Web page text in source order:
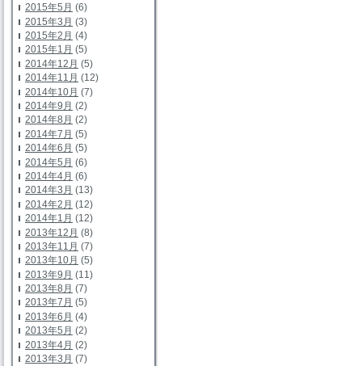
2015年5月 (6)
2015年3月 (3)
2015年2月 (4)
2015年1月 (5)
2014年12月 (5)
2014年11月 (12)
2014年10月 (7)
2014年9月 (2)
2014年8月 (2)
2014年7月 (5)
2014年6月 (5)
2014年5月 (6)
2014年4月 (6)
2014年3月 (13)
2014年2月 (12)
2014年1月 (12)
2013年12月 (8)
2013年11月 (7)
2013年10月 (5)
2013年9月 (11)
2013年8月 (7)
2013年7月 (5)
2013年6月 (4)
2013年5月 (2)
2013年4月 (2)
2013年3月 (7)